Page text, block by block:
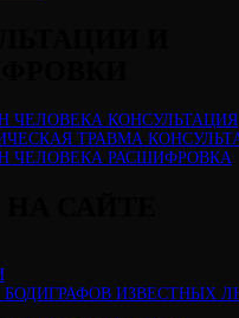
ЧЕЛОВЕКА КОНСУЛЬТАЦИЯ
ТРАВМА
ЧЕЛОВЕКА РАСШИФРОВКА
БОДИГРАФОВ ИЗВЕСТНЫХ